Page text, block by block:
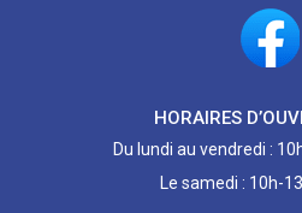
HORAIRES
Du lundi au vendredi :
Le samedi : 10h-